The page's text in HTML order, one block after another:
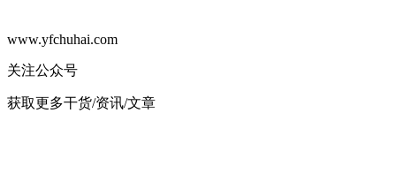
www.yfchuhai.com
关注公众号
获取更多干货/资讯/文章